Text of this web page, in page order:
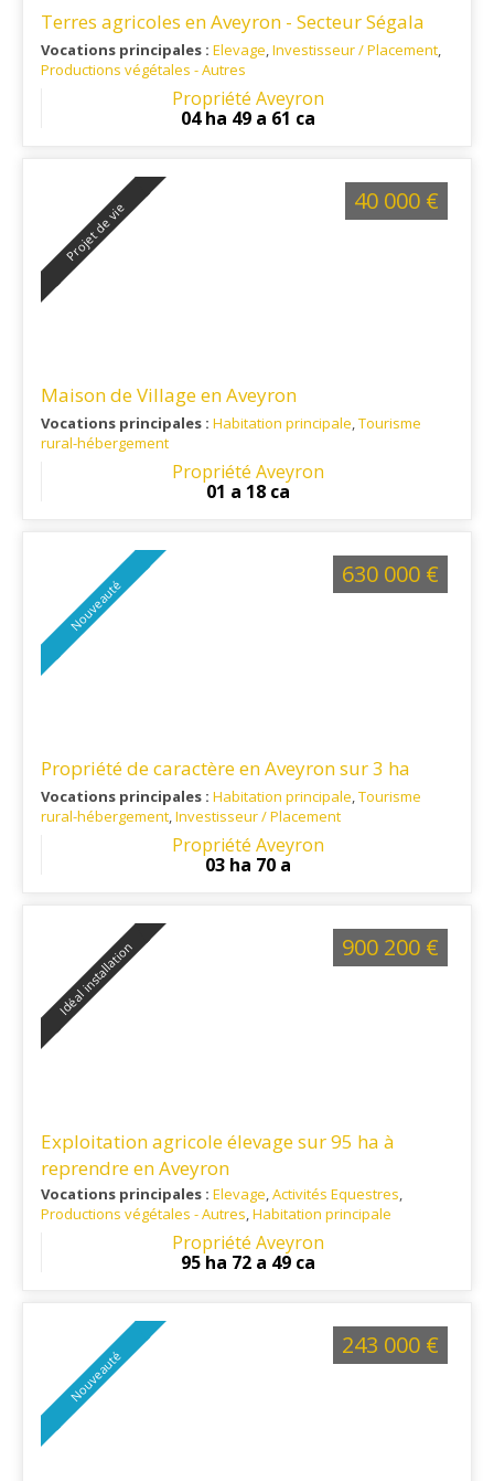
Terres agricoles en Aveyron - Secteur Ségala
Vocations principales : Elevage,Investisseur / Placement,
Productions végétales - Autres
: Au cœur du Ségala Aveyronnais.
Propriété Aveyron
04 ha 49 a 61 ca
Projet de vie
Maison de Village en Aveyron
Vocations principales : Habitation principale,Tourisme
rural-hébergement
: Situé au pied du Plateau du Larzac
Propriété Aveyron
01 a 18 ca
40 000 €
Nouveauté
Propriété de caractère en Aveyron sur 3 ha
Vocations principales : Habitation principale,Tourisme
rural-hébergement,Investisseur / Placement
: A proximité de l'A75 et du Viaduc de Millau
Propriété Aveyron
03 ha 70 a
630 000 €
Idéal installation
Exploitation agricole élevage sur 95 ha à
reprendre en Aveyron
Vocations principales : Elevage,Activités Equestres,
Productions végétales - Autres,Habitation principale
: situé à 20 km de l'A75
Propriété Aveyron
95 ha 72 a 49 ca
900 200 €
Nouveauté
243 000 €